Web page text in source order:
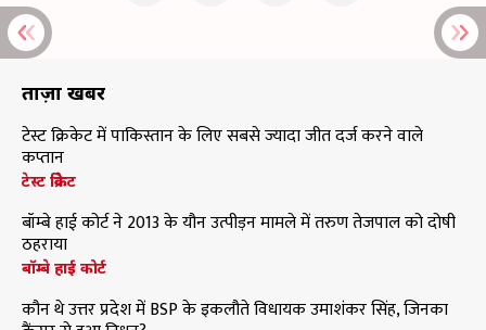
ताज़ा खबरें
टेस्ट क्रिकेट में पाकिस्तान के लिए सबसे ज्यादा जीत दर्ज करने वाले
कप्तान
टेस्ट क्रिकेट
बॉम्बे हाई कोर्ट ने 2013 के यौन उत्पीड़न मामले में तरुण तेजपाल को दोषी
ठहराया
बॉम्बे हाई कोर्ट
कौन थे उत्तर प्रदेश में BSP के इकलौते विधायक उमाशंकर सिंह, जिनका